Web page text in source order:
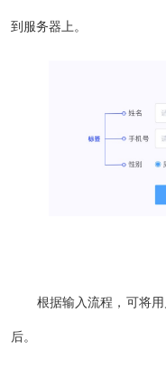
到服务器上。
根据输入流程，可将
后。